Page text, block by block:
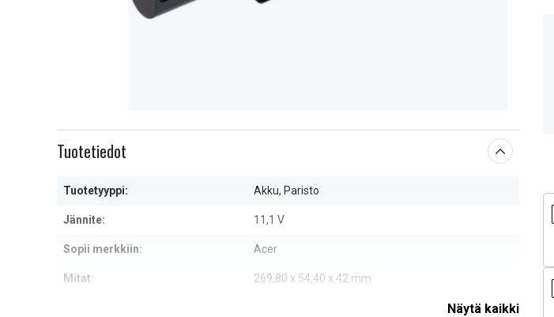
Tuotetiedot
Tuotetyyppi: Akku, Paristo
Jännite: 11,1 V
Sopii merkkiin: Acer
Mitat: 269,80 x 54,40 x 42 mm
Näytä kaikki